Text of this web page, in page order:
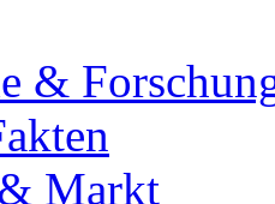
&
Markt